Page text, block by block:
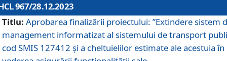
967/28.12.2023
Titlu: Aprobarea finalizării proiectului: ”Extindere sistem
management informatizat al sistemului de transport
cod SMIS 127412 și a cheltuielilor estimate ale acestuia în